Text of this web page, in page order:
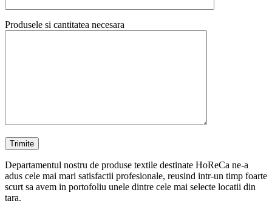
Produsele si cantitatea necesara
Departamentul nostru de produse textile destinate HoReCa ne-a
adus cele mai mari satisfactii profesionale, reusind intr-un timp foarte
scurt sa avem in portofoliu unele dintre cele mai selecte locatii din
tara.